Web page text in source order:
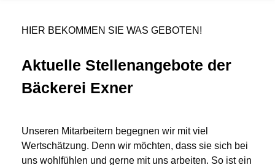
HIER BEKOMMEN SIE WAS GEBOTEN!
Aktuelle Stellenangebote der
Bäckerei Exner
Unseren Mitarbeitern begegnen wir mit viel
Wertschätzung. Denn wir möchten, dass sie sich bei
uns wohlfühlen und gerne mit uns arbeiten. So ist ein